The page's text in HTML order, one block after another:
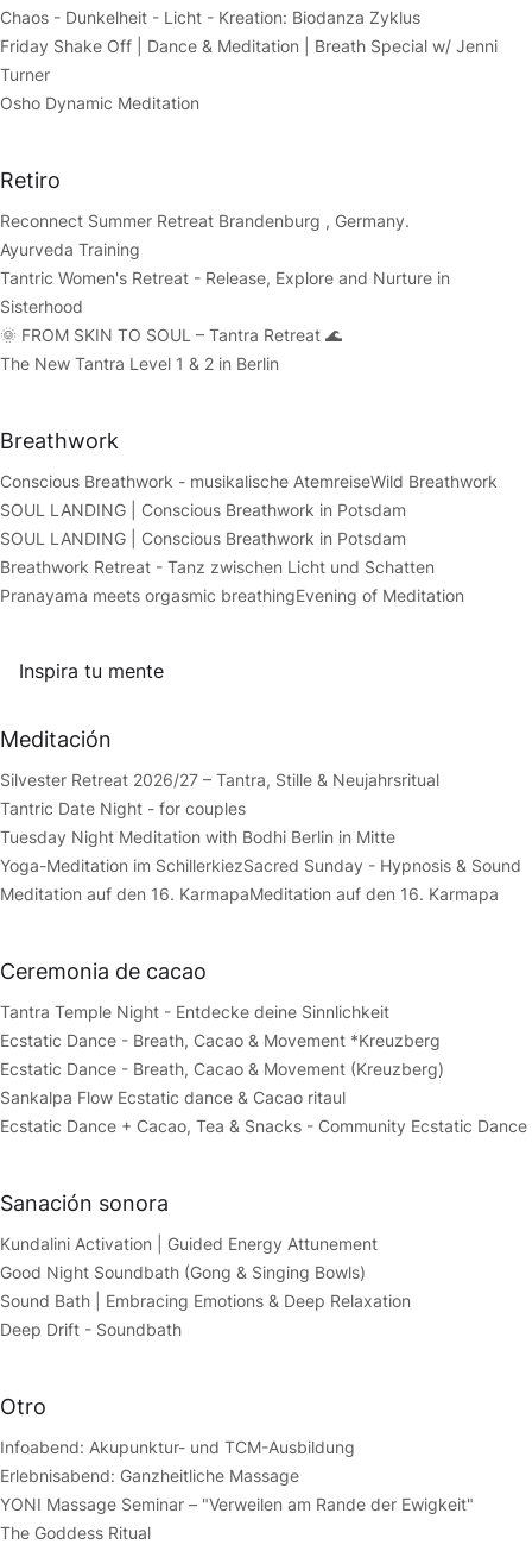
Chaos - Dunkelheit - Licht - Kreation: Biodanza Zyklus
Friday Shake Off | Dance & Meditation | Breath Special w/ Jenni
Turner
Osho Dynamic Meditation
Retiro
Reconnect Summer Retreat Brandenburg , Germany.
Ayurveda Training
Tantric Women's Retreat - Release, Explore and Nurture in
Sisterhood
🌞 FROM SKIN TO SOUL – Tantra Retreat 🌊
The New Tantra Level 1 & 2 in Berlin
Breathwork
Conscious Breathwork - musikalische AtemreiseWild Breathwork
SOUL LANDING | Conscious Breathwork in Potsdam
SOUL LANDING | Conscious Breathwork in Potsdam
Breathwork Retreat - Tanz zwischen Licht und Schatten
Pranayama meets orgasmic breathingEvening of Meditation
Inspira tu mente
Meditación
Silvester Retreat 2026/27 – Tantra, Stille & Neujahrsritual
Tantric Date Night - for couples
Tuesday Night Meditation with Bodhi Berlin in Mitte
Yoga-Meditation im SchillerkiezSacred Sunday - Hypnosis & Sound
Meditation auf den 16. KarmapaMeditation auf den 16. Karmapa
Ceremonia de cacao
Tantra Temple Night - Entdecke deine Sinnlichkeit
Ecstatic Dance - Breath, Cacao & Movement *Kreuzberg
Ecstatic Dance - Breath, Cacao & Movement (Kreuzberg)
Sankalpa Flow Ecstatic dance & Cacao ritaul
Ecstatic Dance + Cacao, Tea & Snacks - Community Ecstatic Dance
Sanación sonora
Kundalini Activation | Guided Energy Attunement
Good Night Soundbath (Gong & Singing Bowls)
Sound Bath | Embracing Emotions & Deep Relaxation
Deep Drift - Soundbath
Otro
Infoabend: Akupunktur- und TCM-Ausbildung
Erlebnisabend: Ganzheitliche Massage
YONI Massage Seminar – "Verweilen am Rande der Ewigkeit"
The Goddess Ritual